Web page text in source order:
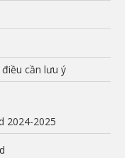
điều cần lưu ý
2024-2025